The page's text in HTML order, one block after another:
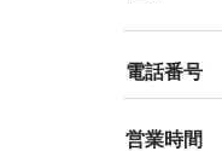
電話番号
営業時間